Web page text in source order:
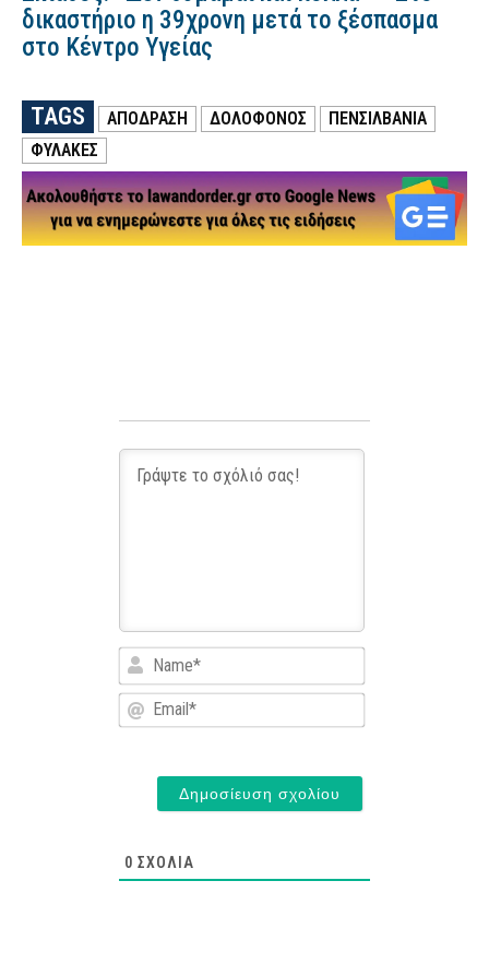
δικαστήριο η 39χρονη μετά το ξέσπασμα
στο Κέντρο Υγείας
TAGS ΑΠΟΔΡΑΣΗ ΔΟΛΟΦΟΝΟΣ
ΠΕΝΣΙΛΒΆΝΙΑ
ΦΥΛΑΚΕΣ
Name*
Email*
0 ΣΧΌΛΙΑ